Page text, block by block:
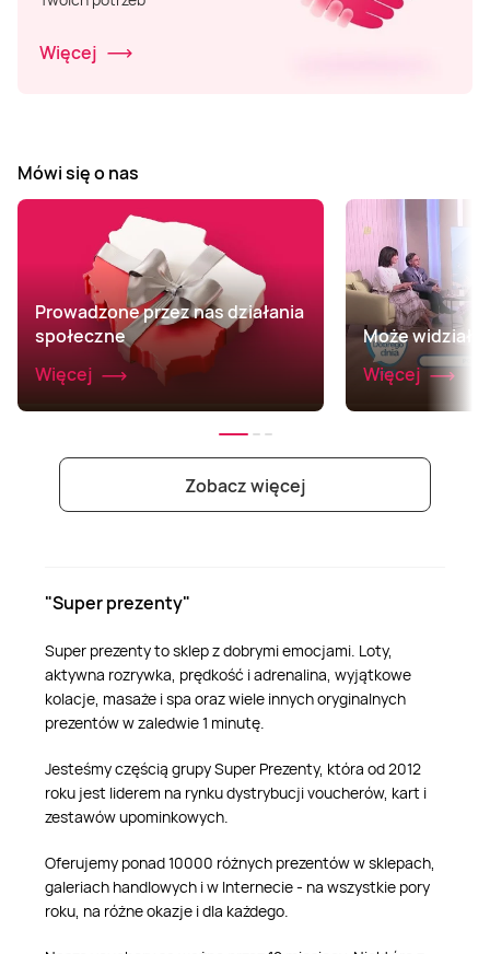
Więcej
Mówi się o nas
Prowadzone przez nas działania
społeczne
Więcej
Może
Więcej
Zobacz więcej
"Super prezenty"
Super prezenty to sklep z dobrymi emocjami. Loty,
aktywna rozrywka, prędkość i adrenalina, wyjątkowe
kolacje, masaże i spa oraz wiele innych oryginalnych
prezentów w zaledwie 1 minutę.
Jesteśmy częścią grupy Super Prezenty, która od 2012
roku jest liderem na rynku dystrybucji voucherów, kart i
zestawów upominkowych.
Oferujemy ponad 10000 różnych prezentów w sklepach,
galeriach handlowych i w Internecie - na wszystkie pory
roku, na różne okazje i dla każdego.